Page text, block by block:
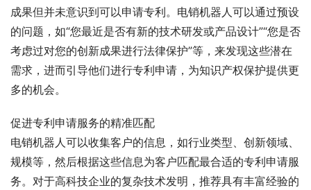
成果但并未意识到可以申请专利。电销机器人可以通过预设
的问题，如“您最近是否有新的技术研发或产品设计”“您是否
考虑过对您的创新成果进行法律保护”等，来发现这些潜在
需求，进而引导他们进行专利申请，为知识产权保护提供更
多的机会。
促进专利申请服务的精准匹配
电销机器人可以收集客户的信息，如行业类型、创新领域、
规模等，然后根据这些信息为客户匹配最合适的专利申请服
务。对于高科技企业的复杂技术发明，推荐具有丰富经验的